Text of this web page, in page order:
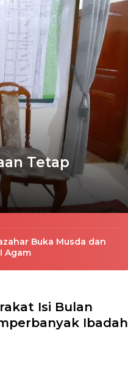
Tetap
Buka Musda dan
Agam
Isi Bulan
Ibadah